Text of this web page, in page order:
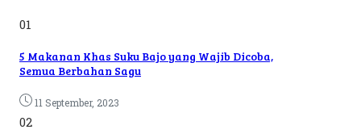
01
5 Makanan Khas Suku Bajo yang Wajib Dicoba,
Semua Berbahan Sagu
11 September, 2023
02